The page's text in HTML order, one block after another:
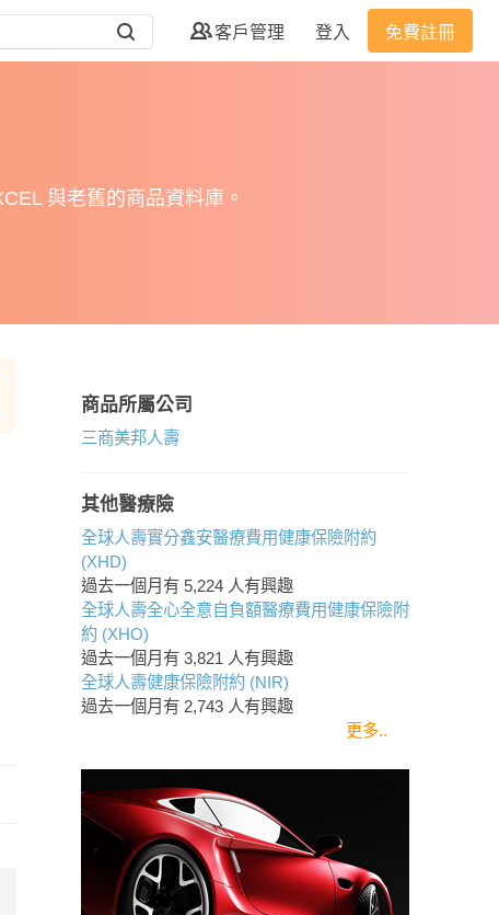
客戶管理 登入 免費註冊
與老舊的商品資料庫。
商品所屬公司
三商美邦人壽
其他醫療險
全球人壽實分鑫安醫療費用健康保險附約
(XHD)
過去一個月有 5,224 人有興趣
全球人壽全心全意自負額醫療費用健康保險附
約 (XHO)
過去一個月有 3,821 人有興趣
全球人壽健康保險附約 (NIR)
過去一個月有 2,743 人有興趣
更多..